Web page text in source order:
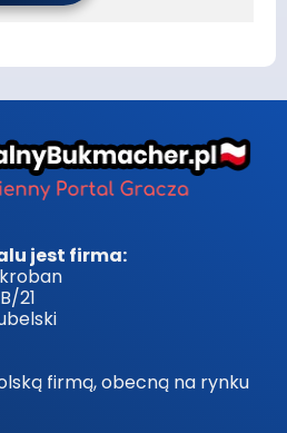
jest firma:
21
firmą, obecną na rynku